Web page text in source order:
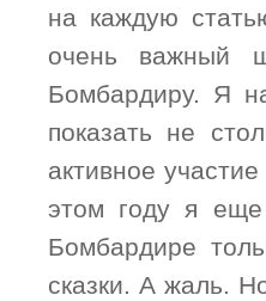
на каждую
очень важный
Бомбардиру. Я
показать не
активное
этом году я
Бомбардире
сказки. А жаль.